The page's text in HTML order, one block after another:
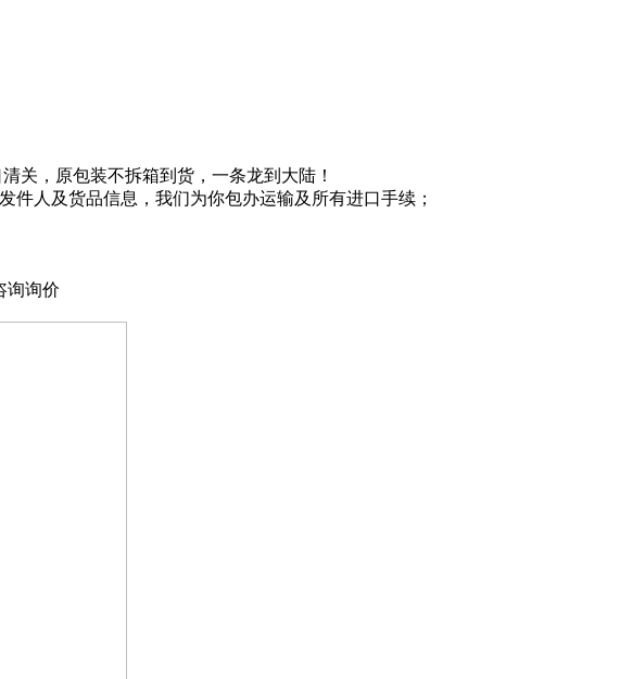
关，原包装不拆箱到货，一条龙到大陆！
件人及货品信息，我们为你包办运输及所有进口手续；
询询价